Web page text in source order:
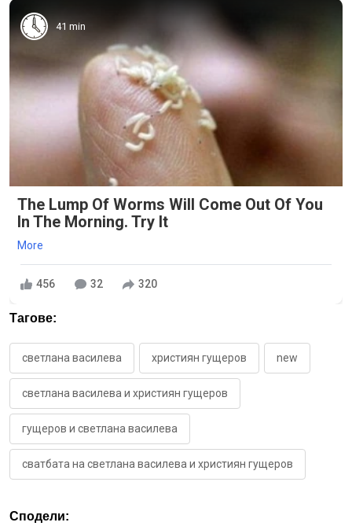
41 min
The Lump Of Worms Will Come Out Of You
In The Morning. Try It
More
456 32 320
Тагове:
светлана василева християн гущеров new
светлана василева и християн гущеров
гущеров и светлана василева
сватбата на светлана василева и християн гущеров
Сподели: